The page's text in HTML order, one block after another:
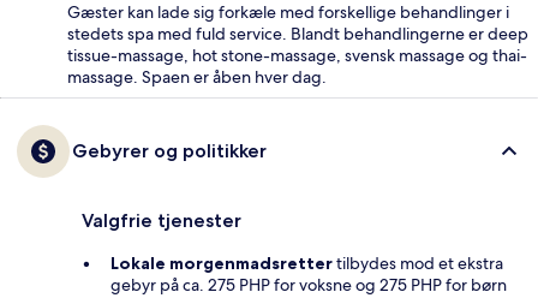
Gæster kan lade sig forkæle med forskellige behandlinger i
stedets spa med fuld service. Blandt behandlingerne er deep
tissue-massage, hot stone-massage, svensk massage og thai-
massage. Spaen er åben hver dag.
Gebyrer og politikker
Valgfrie tjenester
Lokale morgenmadsrettertilbydes mod et ekstra
gebyr på ca. 275 PHP for voksne og 275 PHP for børn